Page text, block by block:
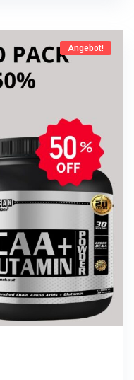
Angebot!